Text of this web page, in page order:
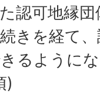
認可地縁
きを経て
るように
)